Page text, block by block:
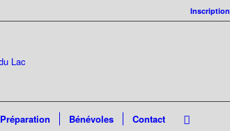
Inscription
Préparation Bénévoles Contact